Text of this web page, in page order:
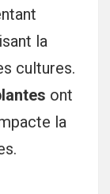
la
cultures.
ont
la